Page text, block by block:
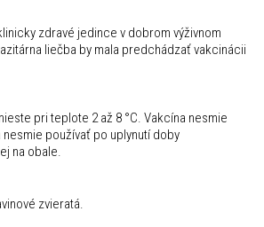
zdravé jedince v dobrom výživnom
liečba by mala predchádzať vakcinácii
pri teplote 2 až 8 °C. Vakcína nesmie
používať po uplynutí doby
na obale.
zvieratá.